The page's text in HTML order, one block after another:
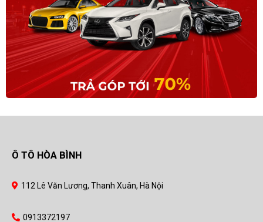
Ô TÔ HÒA BÌNH
112 Lê Văn Lương, Thanh Xuân, Hà Nội
0913372197